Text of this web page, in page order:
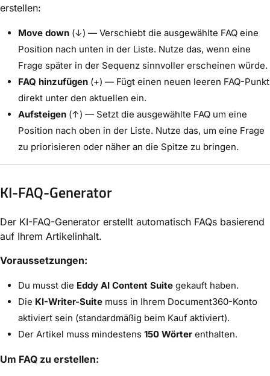
erstellen:
Move down (↓) — Verschiebt die ausgewählte FAQ eine
Position nach unten in der Liste. Nutze das, wenn eine
Frage später in der Sequenz sinnvoller erscheinen würde.
FAQ hinzufügen (+) — Fügt einen neuen leeren FAQ-Punkt
direkt unter den aktuellen ein.
Aufsteigen (↑) — Setzt die ausgewählte FAQ um eine
Position nach oben in der Liste. Nutze das, um eine Frage
zu priorisieren oder näher an die Spitze zu bringen.
KI-FAQ-Generator
Der KI-FAQ-Generator erstellt automatisch FAQs basierend
auf Ihrem Artikelinhalt.
Voraussetzungen:
Du musst die Eddy AI Content Suite gekauft haben.
Die KI-Writer-Suite muss in Ihrem Document360-Konto
aktiviert sein (standardmäßig beim Kauf aktiviert).
Der Artikel muss mindestens 150 Wörter enthalten.
Um FAQ zu erstellen: